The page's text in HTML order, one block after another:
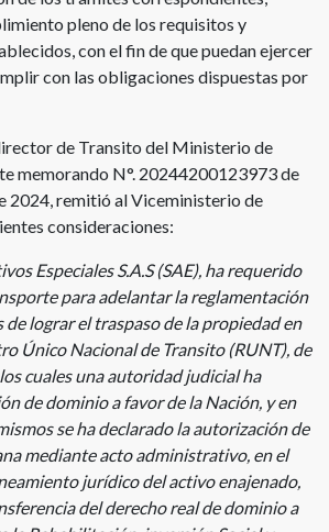
pleno de los requisitos y
con el fin de que puedan ejercer
con las obligaciones dispuestas por
de Transito del Ministerio de
memorando N°. 20244200123973 de
2024, remitió al Viceministerio de
consideraciones:
Especiales S.A.S (SAE), ha requerido
para adelantar la reglamentación
lograr el traspaso de la propiedad en
Único Nacional de Transito (RUNT), de
cuales una autoridad judicial ha
de dominio a favor de la Nación, y en
se ha declarado la autorización de
mediante acto administrativo, en el
jurídico del activo enajenado,
del derecho real de dominio a